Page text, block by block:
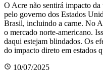
O Acre não sentirá impacto
pelo governo dos Estados
Brasil, incluindo a carne. No
o mercado norte-americano.
daqui estejam blindados. Os
do impacto direto em estados
10/07/2025